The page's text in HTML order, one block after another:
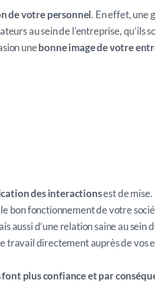
de votre personnel. En effet, une
au sein de l’entreprise, qu’ils
unebonne image de votre
des interactionsest de mise.
bon fonctionnement de votre
aussi d’une relation saine au sein
travail directement auprès de vos
plus confiance et par